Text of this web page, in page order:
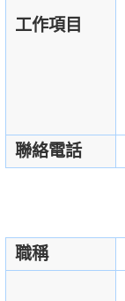
工作項目
聯絡電話
職稱